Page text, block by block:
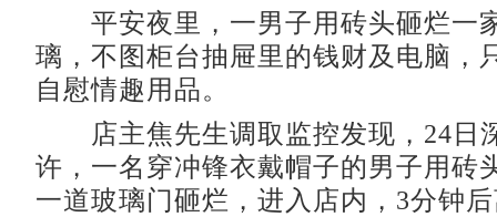
平安夜里，一男子用砖头砸烂一
璃，不图柜台抽屉里的钱财及电脑，
自慰情趣用品。
店主焦先生调取监控发现，24日
许，一名穿冲锋衣戴帽子的男子用砖
一道玻璃门砸烂，进入店内，3分钟